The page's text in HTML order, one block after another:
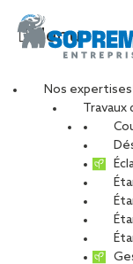
Menu
Nos expertises